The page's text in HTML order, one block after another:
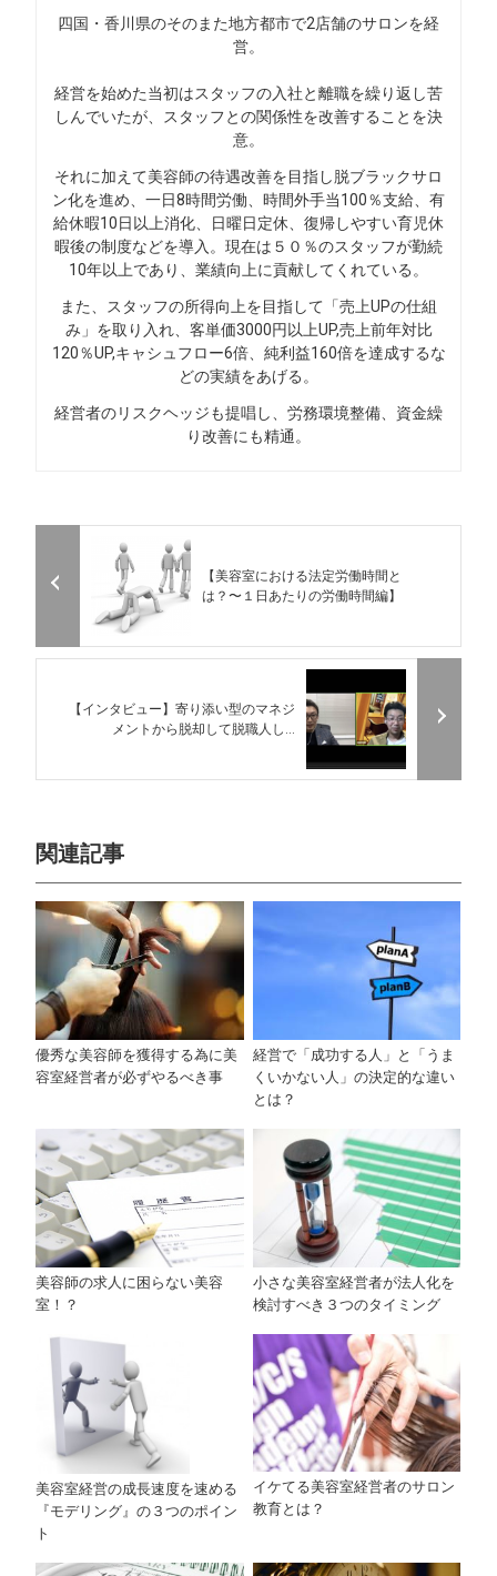
四国・香川県のそのまた地方都市で2店舗のサロンを経
営。
経営を始めた当初はスタッフの入社と離職を繰り返し苦
しんでいたが、スタッフとの関係性を改善することを決
意。
それに加えて美容師の待遇改善を目指し脱ブラックサロ
ン化を進め、一日8時間労働、時間外手当100％支給、有
給休暇10日以上消化、日曜日定休、復帰しやすい育児休
暇後の制度などを導入。現在は５０％のスタッフが勤続
10年以上であり、業績向上に貢献してくれている。
また、スタッフの所得向上を目指して「売上UPの仕組
み」を取り入れ、客単価3000円以上UP,売上前年対比
120％UP,キャシュフロー6倍、純利益160倍を達成するな
どの実績をあげる。
経営者のリスクヘッジも提唱し、労務環境整備、資金繰
り改善にも精通。
【美容室における法定労働時間と
は？〜１日あたりの労働時間編】
【インタビュー】寄り添い型のマネジ
メントから脱却して脱職人し...
関連記事
優秀な美容師を獲得する為に美
容室経営者が必ずやるべき事
経営で「成功する人」と「うま
くいかない人」の決定的な違い
とは？
美容師の求人に困らない美容
室！？
小さな美容室経営者が法人化を
検討すべき３つのタイミング
美容室経営の成長速度を速める
『モデリング』の３つのポイン
ト
イケてる美容室経営者のサロン
教育とは？